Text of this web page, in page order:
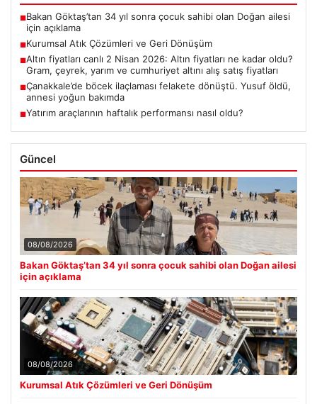
■Bakan Göktaş’tan 34 yıl sonra çocuk sahibi olan Doğan ailesi
için açıklama
■Kurumsal Atık Çözümleri ve Geri Dönüşüm
■Altın fiyatları canlı 2 Nisan 2026: Altın fiyatları ne kadar oldu?
Gram, çeyrek, yarım ve cumhuriyet altını alış satış fiyatları
■Çanakkale’de böcek ilaçlaması felakete dönüştü. Yusuf öldü,
annesi yoğun bakımda
■Yatırım araçlarının haftalık performansı nasıl oldu?
Güncel
08/08/2026
Bakan Göktaş’tan 34 yıl sonra çocuk sahibi olan Doğan ailesi
için açıklama
08/08/2026
Kurumsal Atık Çözümleri ve Geri Dönüşüm